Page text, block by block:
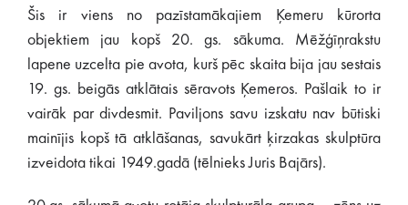
Šis ir viens no pazīstamākajiem Ķemeru kūrorta
objektiem jau kopš 20. gs. sākuma. Mēžģīņrakstu
lapene uzcelta pie avota, kurš pēc skaita bija jau sestais
19. gs. beigās atklātais sēravots Ķemeros. Pašlaik to ir
vairāk par divdesmit. Paviljons savu izskatu nav būtiski
mainījis kopš tā atklāšanas, savukārt ķirzakas skulptūra
izveidota tikai 1949.gadā (tēlnieks Juris Bajārs).